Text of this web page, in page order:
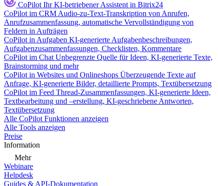
CoPilot Ihr KI-betriebener Assistent in Bitrix24
CoPilot im CRM Audio-zu-Text-Transkription von Anrufen,
Anrufzusammenfassung, automatische Vervollständigung von
Feldern in Aufträgen
CoPilot in Aufgaben KI-generierte Aufgabenbeschreibungen,
Aufgabenzusammenfassungen, Checklisten, Kommentare
CoPilot im Chat Unbegrenzte Quelle für Ideen, KI-generierte Texte,
Brainstorming und mehr
CoPilot in Websites und Onlineshops Überzeugende Texte auf
Anfrage, KI-generierte Bilder, detaillierte Prompts, Textübersetzung
CoPilot im Feed Thread-Zusammenfassungen, KI-generierte Ideen,
Textbearbeitung und –erstellung, KI-geschriebene Antworten,
Textübersetzung
Alle CoPilot Funktionen anzeigen
Alle Tools anzeigen
Preise
Information
Mehr
Webinare
Helpdesk
Guides & API-Dokumentation